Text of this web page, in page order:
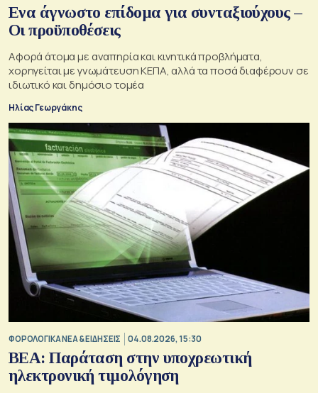
Ενα άγνωστο επίδομα για συνταξιούχους –
Οι προϋποθέσεις
Αφορά άτομα με αναπηρία και κινητικά προβλήματα,
χορηγείται με γνωμάτευση ΚΕΠΑ, αλλά τα ποσά διαφέρουν σε
ιδιωτικό και δημόσιο τομέα
Ηλίας Γεωργάκης
ΦΟΡΟΛΟΓΙΚΑ ΝΕΑ & EΙΔΗΣΕΙΣ 04.08.2026, 15:30
BEA: Παράταση στην υποχρεωτική
ηλεκτρονική τιμολόγηση